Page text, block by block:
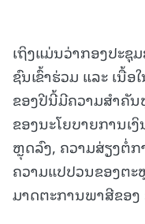
ເຖິງແມ່ນວ່າກອງປະຊຸ
ຊົນເຂົ້າຮ່ວມ ແລະ ເນື້
ຂອງປີນີ້ມີຄວາມສໍາຄັ
ຂອງນະໂຍບາຍການເ
ຫຼຸດລົງ, ຄວາມສ່ຽງຕໍ່ກ
ຄວາມແປປວນຂອງຕ
ມາດຕະການພາສີຂອງ